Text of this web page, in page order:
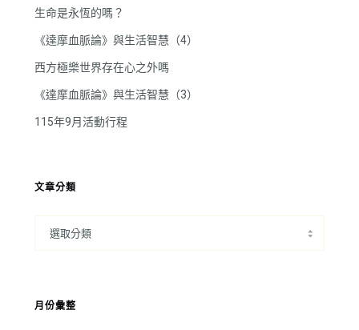
生命是永恆的嗎？
《達摩血脈論》與生活智慧（4）
西方極樂世界存在心之外嗎
《達摩血脈論》與生活智慧（3）
115年9月活動行程
文章分類
月份彙整